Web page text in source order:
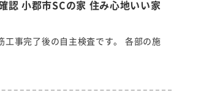
認 小郡市SCの家 住み心地いい家
工事完了後の自主検査です。 各部の施